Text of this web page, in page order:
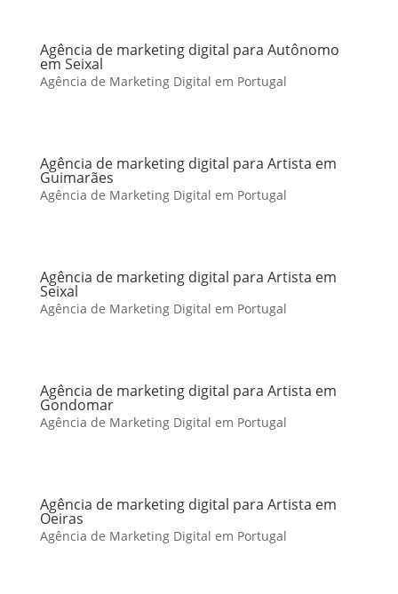
Agência de marketing digital para Autônomo
em Seixal
Agência de Marketing Digital em Portugal
Agência de marketing digital para Artista em
Guimarães
Agência de Marketing Digital em Portugal
Agência de marketing digital para Artista em
Seixal
Agência de Marketing Digital em Portugal
Agência de marketing digital para Artista em
Gondomar
Agência de Marketing Digital em Portugal
Agência de marketing digital para Artista em
Oeiras
Agência de Marketing Digital em Portugal